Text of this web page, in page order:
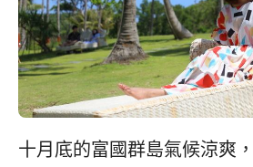
十月底的富國群島氣候涼爽